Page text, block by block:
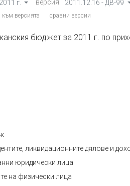
2011 г. версия: 2011.12.16 - ДВ-99
към версията сравни версии
бюджет за 2011 г. по
ликвидационните дялове и
юридически лица
на физически лица